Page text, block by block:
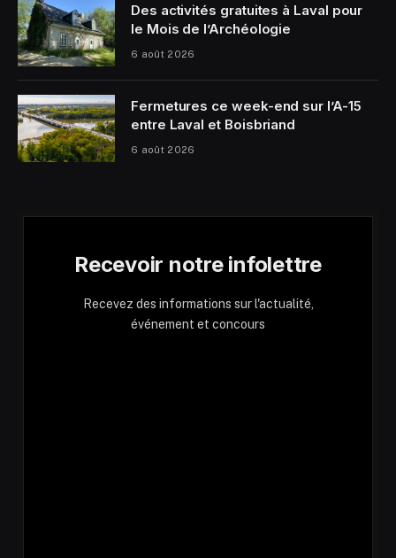
Des activités gratuites à Laval pour
le Mois de l’Archéologie
6 août 2026
Fermetures ce week-end sur l’A-15
entre Laval et Boisbriand
6 août 2026
Recevoir notre infolettre
Recevez des informations sur l'actualité,
événement et concours